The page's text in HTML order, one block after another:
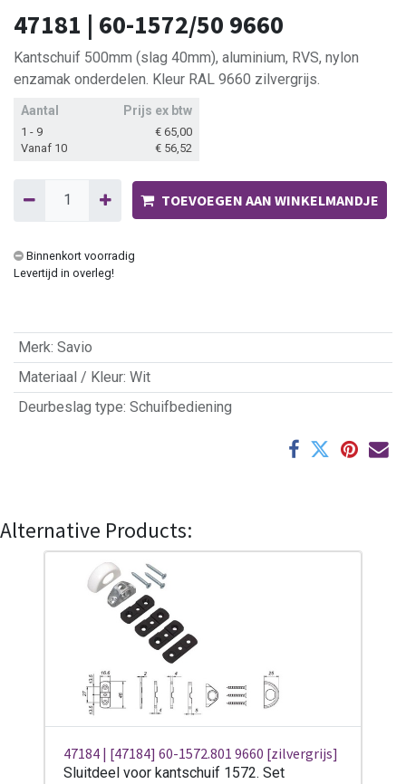
47181 | 60-1572/50 9660
Kantschuif 500mm (slag 40mm), aluminium, RVS, nylon
enzamak onderdelen. Kleur RAL 9660 zilvergrijs.
Aantal Prijs ex btw
1 - 9 € 65,00
Vanaf 10
€ 56,52
TOEVOEGEN AAN WINKELMANDJE
Binnenkort voorradig
Levertijd in overleg!
Merk: Savio
Materiaal / Kleur: Wit
Deurbeslag type: Schuifbediening
Alternative Products:
47184 | [47184] 60-1572.801 9660 [zilvergrijs]
Sluitdeel voor kantschuif 1572. Set